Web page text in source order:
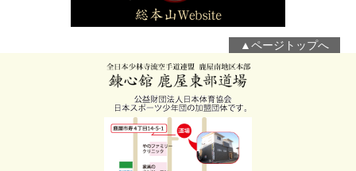
▲ページトップへ